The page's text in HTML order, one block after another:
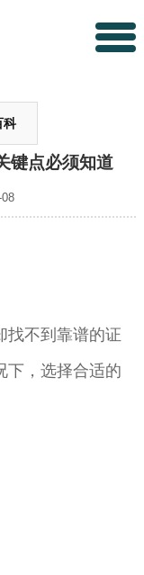
科
键点必须知道
找不到靠谱的证
下，选择合适的